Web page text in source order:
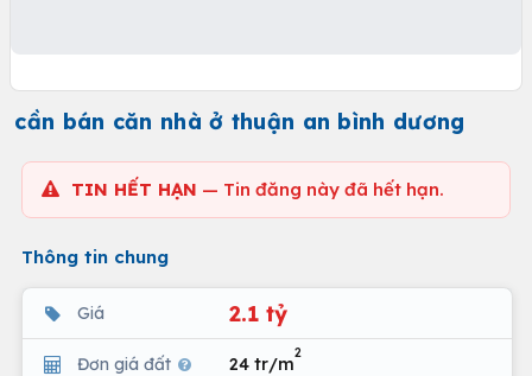
cần bán căn nhà ở thuận an bình dương
TIN HẾT HẠN — Tin đăng này đã hết hạn.
Thông tin chung
Giá 2.1 tỷ
Đơn giá đất 24 tr/m
2